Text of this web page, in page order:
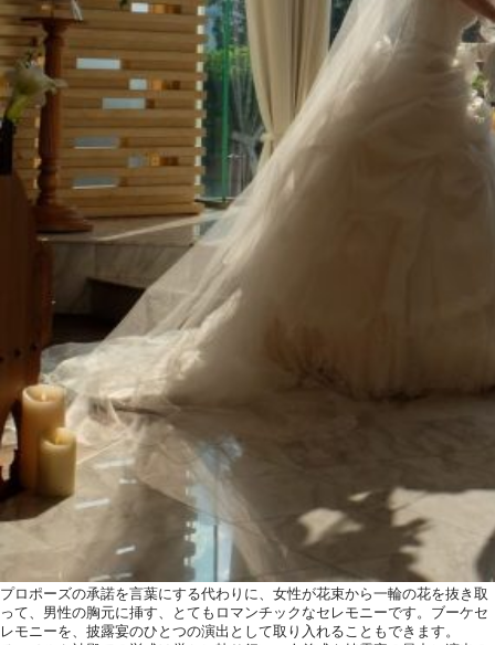
プロポーズの承諾を言葉にする代わりに、女性が花束から一輪の花を抜き取
って、男性の胸元に挿す、とてもロマンチックなセレモニーです。ブーケセ
レモニーを、披露宴のひとつの演出として取り入れることもできます。